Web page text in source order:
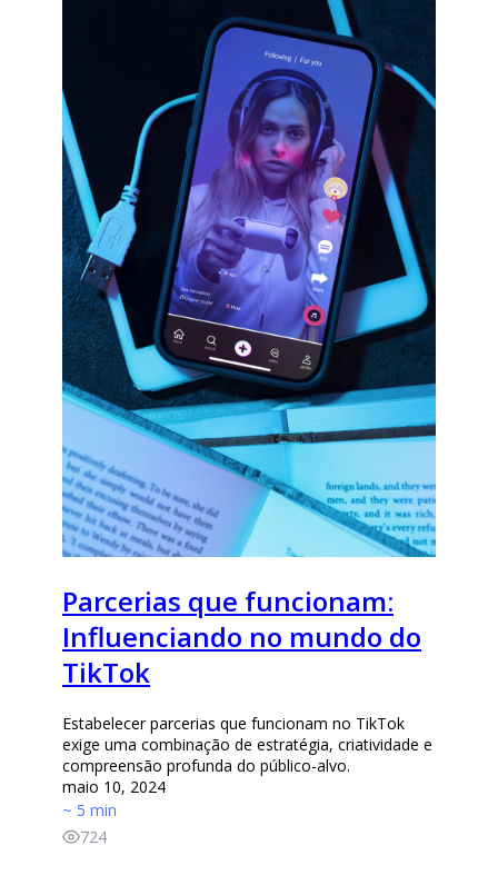
Parcerias que funcionam:
Influenciando no mundo do
TikTok
Estabelecer parcerias que funcionam no TikTok
exige uma combinação de estratégia, criatividade e
compreensão profunda do público-alvo.
maio 10, 2024
~ 5 min
724